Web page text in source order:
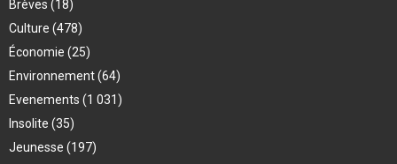
Brèves (18)
Culture (478)
Économie (25)
Environnement(64)
Evenements (1 031)
Insolite (35)
Jeunesse (197)